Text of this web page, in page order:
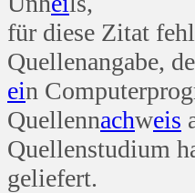
für diese Zitat
Quellenangabe,
ein
Quellennachweis
Quellenstudium
geliefert.